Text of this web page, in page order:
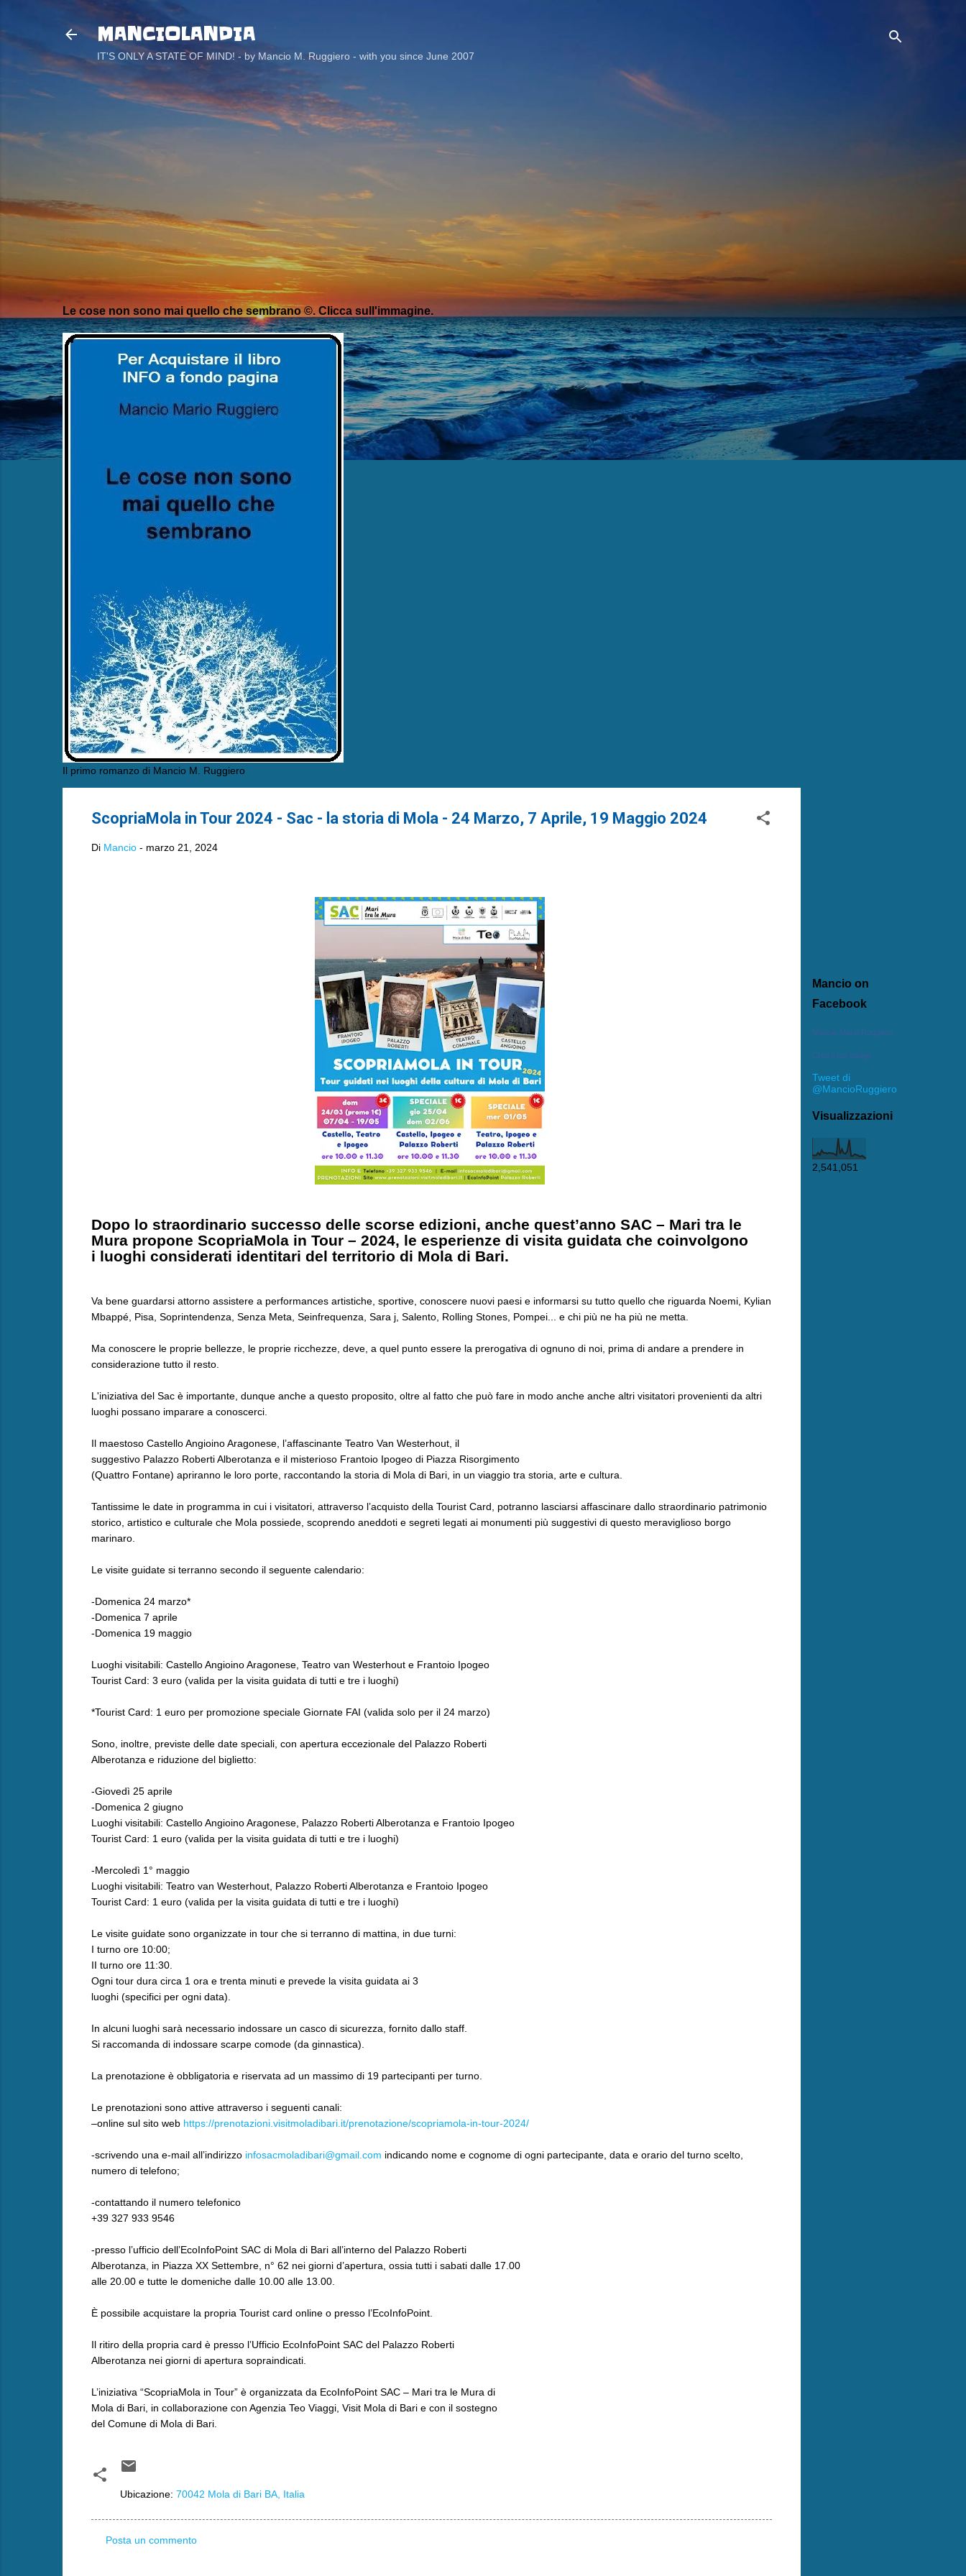
MANCIOLANDIA
IT'S ONLY A STATE OF MIND! - by Mancio M. Ruggiero - with you since June 2007
Mancio on
Facebook
Mancio Mario Ruggiero
Crea il tuo badge
Tweet di
@MancioRuggiero
Visualizzazioni
2,541,051
Le cose non sono mai quello che sembrano ©. Clicca sull'immagine.
Il primo romanzo di Mancio M. Ruggiero
ScopriaMola in Tour 2024 - Sac - la storia di Mola - 24 Marzo, 7 Aprile, 19 Maggio 2024
Di Mancio - marzo 21, 2024
Dopo lo straordinario successo delle scorse edizioni, anche quest’anno SAC – Mari tra le
Mura propone ScopriaMola in Tour – 2024, le esperienze di visita guidata che coinvolgono
i luoghi considerati identitari del territorio di Mola di Bari.
Va bene guardarsi attorno assistere a performances artistiche, sportive, conoscere nuovi paesi e informarsi su tutto quello che riguarda Noemi, Kylian
Mbappé, Pisa, Soprintendenza, Senza Meta, Seinfrequenza, Sara j, Salento, Rolling Stones, Pompei... e chi più ne ha più ne metta.
Ma conoscere le proprie bellezze, le proprie ricchezze, deve, a quel punto essere la prerogativa di ognuno di noi, prima di andare a prendere in
considerazione tutto il resto.
L'iniziativa del Sac è importante, dunque anche a questo proposito, oltre al fatto che può fare in modo anche anche altri visitatori provenienti da altri
luoghi possano imparare a conoscerci.
Il maestoso Castello Angioino Aragonese, l’affascinante Teatro Van Westerhout, il
suggestivo Palazzo Roberti Alberotanza e il misterioso Frantoio Ipogeo di Piazza Risorgimento
(Quattro Fontane) apriranno le loro porte, raccontando la storia di Mola di Bari, in un viaggio tra storia, arte e cultura.
Tantissime le date in programma in cui i visitatori, attraverso l’acquisto della Tourist Card, potranno lasciarsi affascinare dallo straordinario patrimonio
storico, artistico e culturale che Mola possiede, scoprendo aneddoti e segreti legati ai monumenti più suggestivi di questo meraviglioso borgo
marinaro.
Le visite guidate si terranno secondo il seguente calendario:
-Domenica 24 marzo*
-Domenica 7 aprile
-Domenica 19 maggio
Luoghi visitabili: Castello Angioino Aragonese, Teatro van Westerhout e Frantoio Ipogeo
Tourist Card: 3 euro (valida per la visita guidata di tutti e tre i luoghi)
*Tourist Card: 1 euro per promozione speciale Giornate FAI (valida solo per il 24 marzo)
Sono, inoltre, previste delle date speciali, con apertura eccezionale del Palazzo Roberti
Alberotanza e riduzione del biglietto:
-Giovedì 25 aprile
-Domenica 2 giugno
Luoghi visitabili: Castello Angioino Aragonese, Palazzo Roberti Alberotanza e Frantoio Ipogeo
Tourist Card: 1 euro (valida per la visita guidata di tutti e tre i luoghi)
-Mercoledì 1° maggio
Luoghi visitabili: Teatro van Westerhout, Palazzo Roberti Alberotanza e Frantoio Ipogeo
Tourist Card: 1 euro (valida per la visita guidata di tutti e tre i luoghi)
Le visite guidate sono organizzate in tour che si terranno di mattina, in due turni:
I turno ore 10:00;
II turno ore 11:30.
Ogni tour dura circa 1 ora e trenta minuti e prevede la visita guidata ai 3
luoghi (specifici per ogni data).
In alcuni luoghi sarà necessario indossare un casco di sicurezza, fornito dallo staff.
Si raccomanda di indossare scarpe comode (da ginnastica).
La prenotazione è obbligatoria e riservata ad un massimo di 19 partecipanti per turno.
Le prenotazioni sono attive attraverso i seguenti canali:
–online sul sito web https://prenotazioni.visitmoladibari.it/prenotazione/scopriamola-in-tour-2024/
-scrivendo una e-mail all’indirizzo infosacmoladibari@gmail.com indicando nome e cognome di ogni partecipante, data e orario del turno scelto,
numero di telefono;
-contattando il numero telefonico
+39 327 933 9546
-presso l’ufficio dell’EcoInfoPoint SAC di Mola di Bari all’interno del Palazzo Roberti
Alberotanza, in Piazza XX Settembre, n° 62 nei giorni d’apertura, ossia tutti i sabati dalle 17.00
alle 20.00 e tutte le domeniche dalle 10.00 alle 13.00.
È possibile acquistare la propria Tourist card online o presso l’EcoInfoPoint.
Il ritiro della propria card è presso l’Ufficio EcoInfoPoint SAC del Palazzo Roberti
Alberotanza nei giorni di apertura sopraindicati.
L’iniziativa “ScopriaMola in Tour” è organizzata da EcoInfoPoint SAC – Mari tra le Mura di
Mola di Bari, in collaborazione con Agenzia Teo Viaggi, Visit Mola di Bari e con il sostegno
del Comune di Mola di Bari.
Ubicazione: 70042 Mola di Bari BA, Italia
Posta un commento